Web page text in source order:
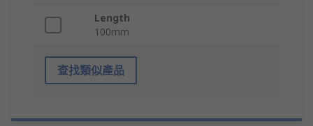
Length
100mm
查找類似產品